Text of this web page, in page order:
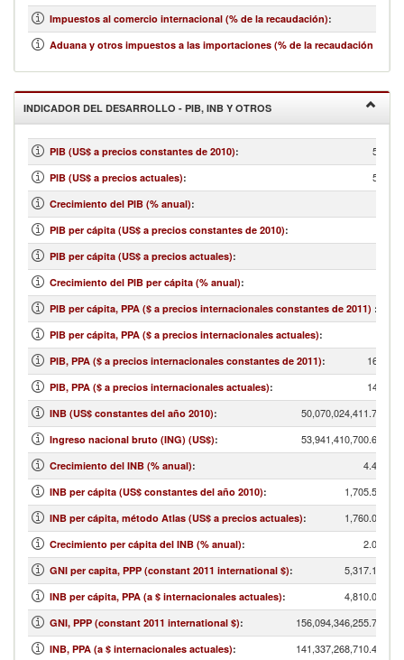
Impuestos al comercio internacional (% de la recaudación):
Aduana y otros impuestos a las importaciones (% de la recaudación
INDICADOR DEL DESARROLLO - PIB, INB Y OTROS
PIB (US$ a precios constantes de 2010):
PIB (US$ a precios actuales):
Crecimiento del PIB (% anual):
PIB per cápita (US$ a precios constantes de 2010):
PIB per cápita (US$ a precios actuales):
Crecimiento del PIB per cápita (% anual):
PIB per cápita, PPA ($ a precios internacionales constantes de 2011) :
PIB per cápita, PPA ($ a precios internacionales actuales):
PIB, PPA ($ a precios internacionales constantes de 2011):
PIB, PPA ($ a precios internacionales actuales):
INB (US$ constantes del año 2010): 50,070,024,411.72
Ingreso nacional bruto (ING) (US$): 53,941,410,700.69
Crecimiento del INB (% anual): 4.42
INB per cápita (US$ constantes del año 2010): 1,705.57
INB per cápita, método Atlas (US$ a precios actuales): 1,760.00
Crecimiento per cápita del INB (% anual): 2.07
GNI per capita, PPP (constant 2011 international $): 5,317.16
INB per cápita, PPA (a $ internacionales actuales): 4,810.00
GNI, PPP (constant 2011 international $): 156,094,346,255.72
INB, PPA (a $ internacionales actuales): 141,337,268,710.44